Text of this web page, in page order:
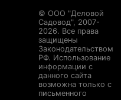
© ООО "Деловой
Садовод", 2007-
2026. Все права
защищены
Законодательством
РФ. Использование
информации с
данного сайта
возможна только с
письменного